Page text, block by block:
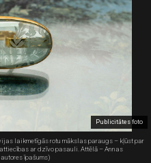
Publicitātes foto
laikmetīgās rotu mākslas paraugs – kļūst par
ar dzīvo pasauli. Attēlā – Annas
īpašums)